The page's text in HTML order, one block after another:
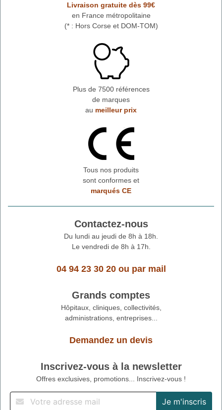
Livraison gratuite dès 99€
en France métropolitaine
(* : Hors Corse et DOM-TOM)
Plus de 7500 références
de marques
au meilleur prix
Tous nos produits
sont conformes et
marqués CE
Contactez-nous
Du lundi au jeudi de 8h à 18h.
Le vendredi de 8h à 17h.
04 94 23 30 20ou par mail
Grands comptes
Hôpitaux, cliniques, collectivités,
administrations, entreprises...
Demandez un devis
Inscrivez-vous à la newsletter
Offres exclusives, promotions... Inscrivez-vous !